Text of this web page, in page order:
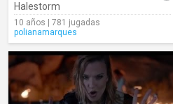
Halestorm
10 años | 781 jugadas
polianamarques